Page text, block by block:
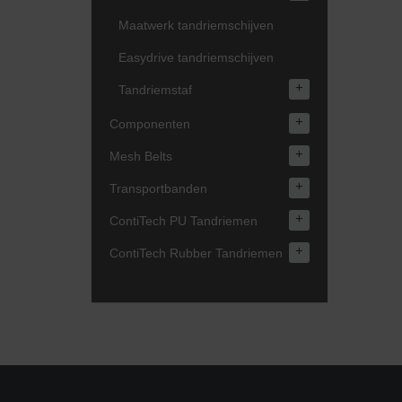
Maatwerk tandriemschijven
Easydrive tandriemschijven
Tandriemstaf +
Componenten +
Mesh Belts +
Transportbanden +
ContiTech PU Tandriemen +
ContiTech Rubber Tandriemen +